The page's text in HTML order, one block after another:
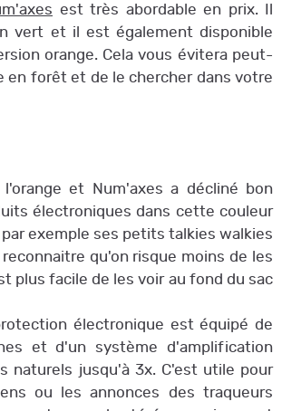
est très abordable en prix. Il
vert et il est également disponible
orange. Cela vous évitera peut-
en forêt et de le chercher dans votre
l'orange et Num'axes a décliné bon
électroniques dans cette couleur
exemple ses petits talkies walkies
qu'on risque moins de les
plus facile de les voir au fond du sac
électronique est équipé de
et d'un système d'amplification
naturels jusqu'à 3x. C'est utile pour
ou les annonces des traqueurs